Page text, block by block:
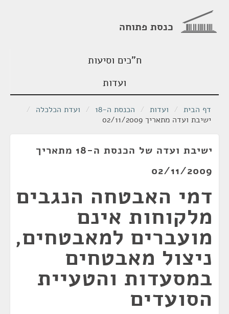
כנסת פתוחה
ח"כים וסיעות
ועדות
דף הבית / ועדות / הכנסת ה-18 / ועדת הכלכלה /
ישיבת ועדה מתאריך 02/11/2009
ישיבת ועדה של הכנסת ה-18 מתאריך
02/11/2009
דמי האבטחה הנגבים
מלקוחות אינם
מועברים למאבטחים,
ניצול מאבטחים
במסעדות והטעיית
הסועדים